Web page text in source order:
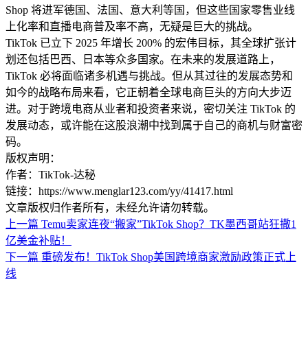
Shop 将进军德国、法国、意大利等国，但这些国家零售业线
上化率和直播电商普及率不高，无疑是巨大的挑战。
TikTok 已立下 2025 年增长 200% 的宏伟目标，其全球扩张计
划还包括巴西、日本等众多国家。在未来的发展道路上，
TikTok 必将面临诸多机遇与挑战。但从其过往的发展态势和
如今的战略布局来看，它正朝着全球电商巨头的方向大步迈
进。对于跨境电商从业者和投资者来说，密切关注 TikTok 的
发展动态，或许能在这股浪潮中找到属于自己的商机与财富密
码。
版权声明：
作者：TikTok-达秘
链接：https://www.menglar123.com/yy/41417.html
文章版权归作者所有，未经允许请勿转载。
上一篇 Temu卖家连夜“搬家”TikTok Shop？TK墨西哥站狂撒1
亿美金补贴！
下一篇 重磅发布！TikTok Shop美国跨境商家激励政策正式上
线